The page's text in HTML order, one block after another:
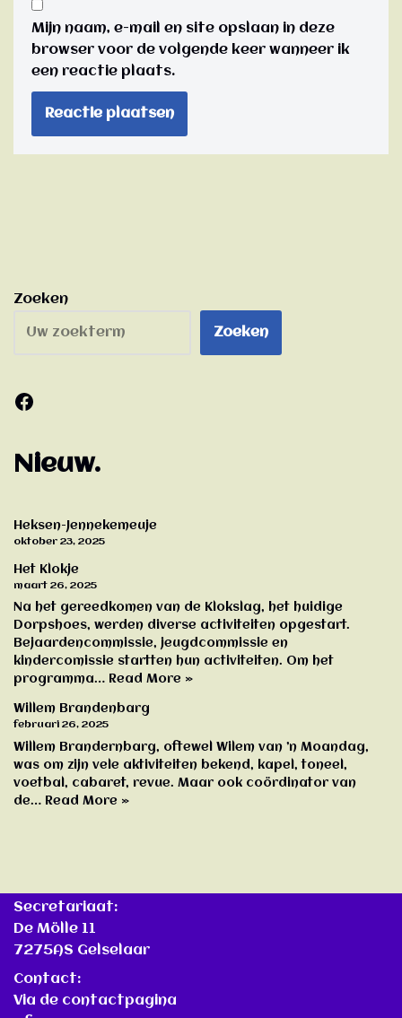
Mijn naam, e-mail en site opslaan in deze
browser voor de volgende keer wanneer ik
een reactie plaats.
Zoeken
Zoeken
Nieuw.
Heksen-Jennekemeuje
oktober 23, 2025
Het Klokje
maart 26, 2025
Na het gereedkomen van de Klokslag, het huidige
Dorpshoes, werden diverse activiteiten opgestart.
Bejaardencommissie, jeugdcommissie en
kindercomissie startten hun activiteiten. Om het
programma… Read More »
Willem Brandenbarg
februari 26, 2025
Willem Brandernbarg, oftewel Wilem van ’n Moandag,
was om zijn vele aktiviteiten bekend, kapel, toneel,
voetbal, cabaret, revue. Maar ook coördinator van
de… Read More »
Secretariaat:
De Mölle 11
7275AS Gelselaar
Contact:
Via de contactpagina